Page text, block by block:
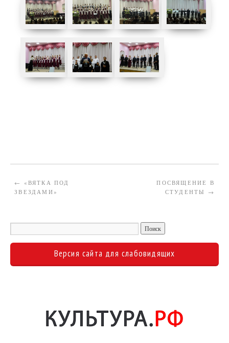
←
«ВЯТКА ПОД
ЗВЕЗДАМИ»
ПОСВЯЩЕНИЕ В
СТУДЕНТЫ →
Версия сайта для слабовидящих